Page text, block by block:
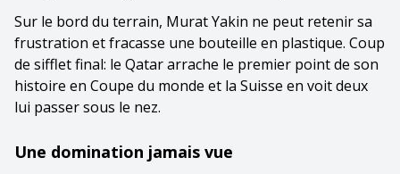
Sur le bord du terrain, Murat Yakin ne peut retenir sa
frustration et fracasse une bouteille en plastique. Coup
de sifflet final: le Qatar arrache le premier point de son
histoire en Coupe du monde et la Suisse en voit deux
lui passer sous le nez.
Une domination jamais vue